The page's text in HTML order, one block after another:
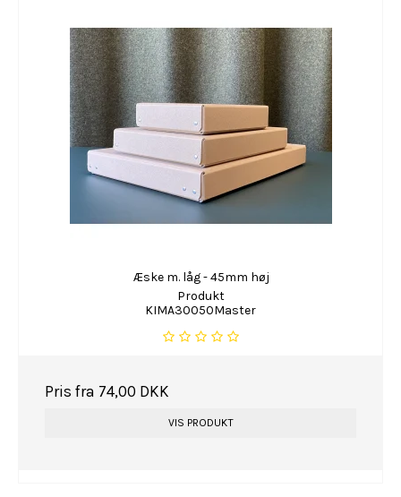
Æske m. låg - 45mm høj
Produkt
KIMA30050Master
Pris fra 74,00 DKK
VIS PRODUKT